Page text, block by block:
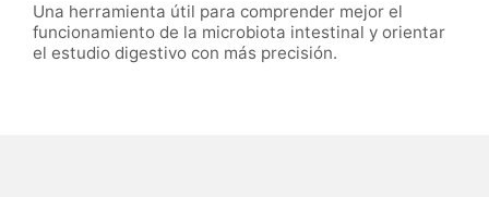
Una herramienta útil para comprender mejor el
funcionamiento de la microbiota intestinal y orientar
el estudio digestivo con más precisión.